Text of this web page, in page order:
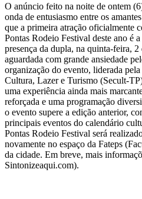
O anúncio feito na noite de ontem
onda de entusiasmo entre os
que a primeira atração oficialmente
Pontas Rodeio Festival deste ano é
presença da dupla, na quinta-feira, 2
aguardada com grande ansiedade
organização do evento, liderada
Cultura, Lazer e Turismo (Secult-
uma experiência ainda mais
reforçada e uma programação
o evento supere a edição anterior,
principais eventos do calendário
Pontas Rodeio Festival será
novamente no espaço da Fateps
da cidade. Em breve, mais
Sintonizeaqui.com).